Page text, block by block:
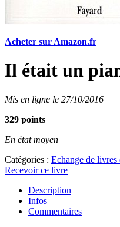
Acheter sur Amazon.fr
Il était un
Mis en ligne le 27/10/2016
329 points
En état moyen
Catégories : Echange de livres
Recevoir ce livre
Description
Infos
Commentaires